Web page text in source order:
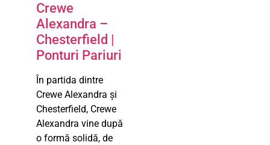
Crewe
Alexandra –
Chesterfield |
Ponturi Pariuri
În partida dintre
Crewe Alexandra și
Chesterfield, Crewe
Alexandra vine după
o formă solidă, de